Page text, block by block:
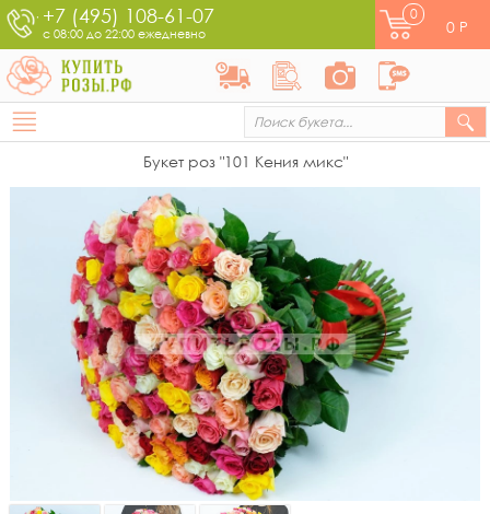
+7 (495) 108-61-07
с 08:00 до 22:00 ежедневно
0
0 Р
Букет роз "101 Кения микс"